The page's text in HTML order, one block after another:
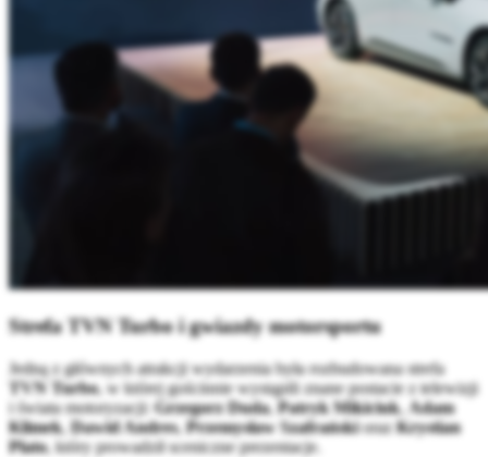
Strefa TVN Turbo i gwiazdy motorsportu
Jedną z głównych atrakcji wydarzenia była rozbudowana strefa
TVN Turbo, w której gościnnie wystąpili znane postacie z telewizji
i świata motoryzacji:Grzegorz Duda, Patryk Mikiciuk, Adam
Klimek, Dawid Andres, Przemysław SzafrańskiorazKrystian
Plato, który prowadził sceniczne prezentacje.